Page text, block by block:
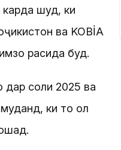
карда шуд, ки
ва KOBİA
расида буд.
дар соли 2025 ва
ки то ҳол